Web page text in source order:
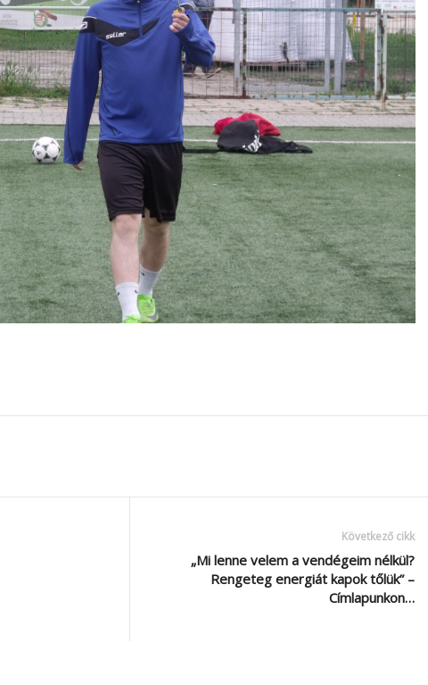
Következő cikk
„Mi lenne velem a vendégeim nélkül?
Rengeteg energiát kapok tőlük” –
Címlapunkon…